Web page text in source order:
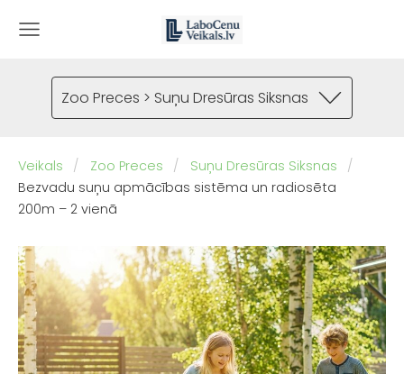
Zoo Preces > Suņu Dresūras Siksnas
Veikals Zoo Preces
Suņu Dresūras Siksnas
Bezvadu suņu apmācības sistēma un radiosēta
200m – 2 vienā